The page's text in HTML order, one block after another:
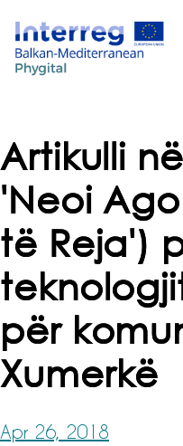
Artikulli
'Neoi
të Reja')
për
Xumerkë
Apr 26, 2018